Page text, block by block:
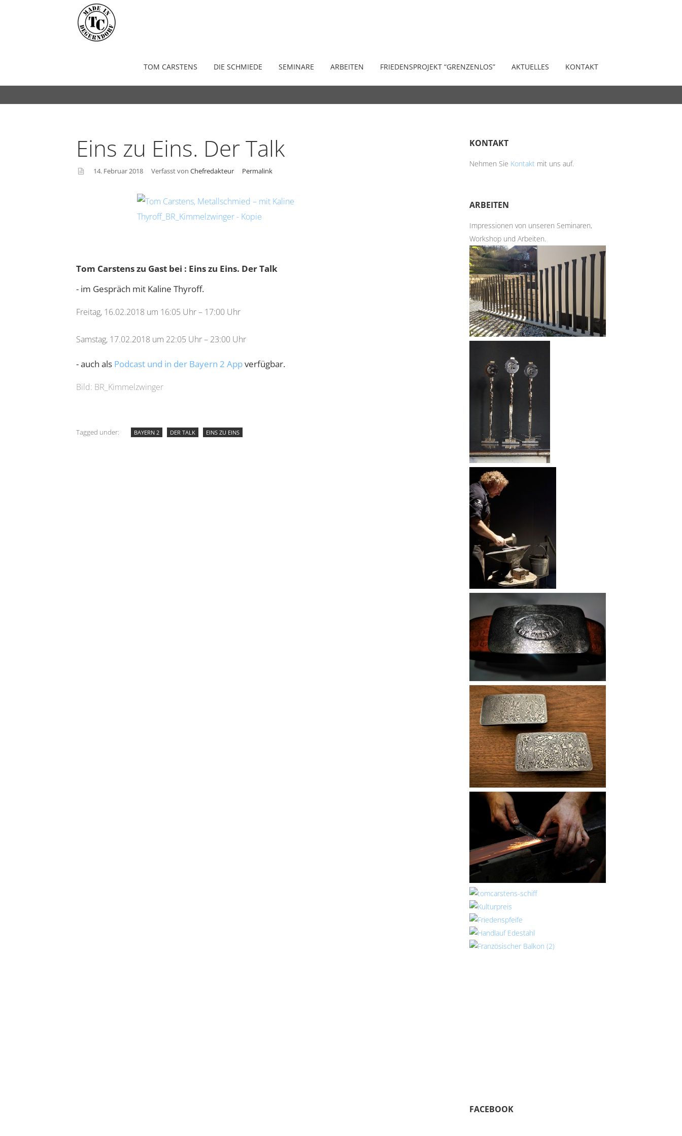
TOM CARSTENS DIE SCHMIEDE SEMINARE ARBEITEN FRIEDENSPROJEKT “GRENZENLOS” AKTUELLES KONTAKT
Schmied Tom Carstens Allgemein News Presse Eins zu Eins. Der Talk
Eins zu Eins. Der Talk
14. Februar 2018 Verfasst von Chefredakteur Permalink
Tom Carstens zu Gast bei : Eins zu Eins. Der Talk
- im Gespräch mit Kaline Thyroff.
Freitag, 16.02.2018 um 16:05 Uhr – 17:00 Uhr
Samstag, 17.02.2018 um 22:05 Uhr – 23:00 Uhr
- auch als Podcast und in der Bayern 2 Appverfügbar.
Bild: BR_Kimmelzwinger
Tagged under: BAYERN 2 DER TALK EINS ZU EINS
KONTAKT
Nehmen Sie Kontakt mit uns auf.
ARBEITEN
Impressionen von unseren Seminaren,
Workshop und Arbeiten.
FACEBOOK